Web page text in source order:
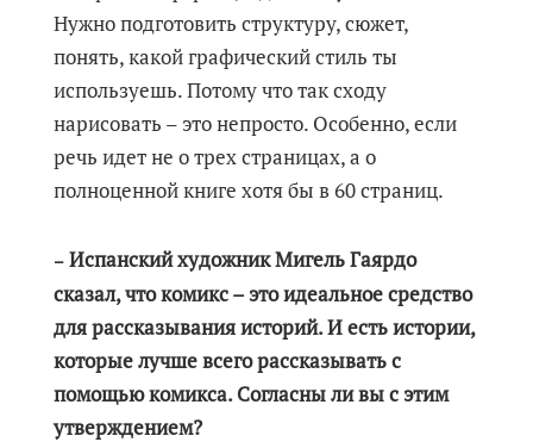
Нужно подготовить структуру, сюжет,
понять, какой графический стиль ты
используешь. Потому что так сходу
нарисовать – это непросто. Особенно, если
речь идет не о трех страницах, а о
полноценной книге хотя бы в 60 страниц.
–Испанский художник Мигель Гаярдо
сказал, что комикс – это идеальное средство
для рассказывания историй. И есть истории,
которые лучше всего рассказывать с
помощью комикса. Согласны ли вы с этим
утверждением?